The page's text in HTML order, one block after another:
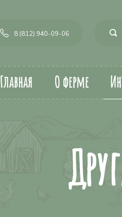
8 (812) 940-09-06
Главная О ферме